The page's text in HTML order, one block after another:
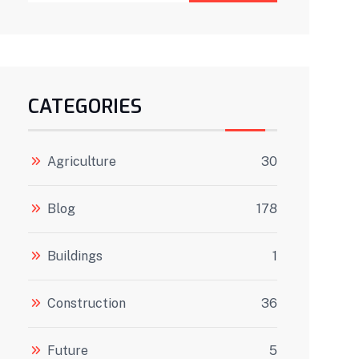
CATEGORIES
Agriculture 30
Blog 178
Buildings 1
Construction 36
Future 5